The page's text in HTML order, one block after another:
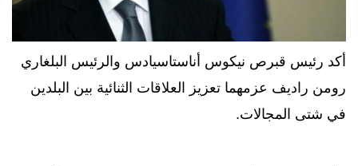
أكد رئيس قبرص نيكوس أناستاسيادس والرئيس البلغاري
رومن راديف عزمهما تعزيز العلاقات الثنائية بين البلدين
في شتى المجالات.